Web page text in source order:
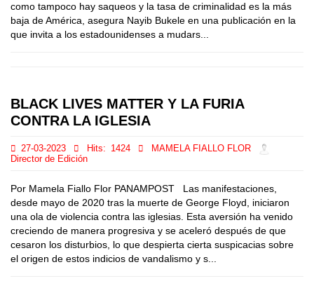
como tampoco hay saqueos y la tasa de criminalidad es la más
baja de América, asegura Nayib Bukele en una publicación en la
que invita a los estadounidenses a mudars...
BLACK LIVES MATTER Y LA FURIA
CONTRA LA IGLESIA
27-03-2023 Hits: 1424
MAMELA FIALLO FLOR
Director de Edición
Por Mamela Fiallo Flor PANAMPOST Las manifestaciones,
desde mayo de 2020 tras la muerte de George Floyd, iniciaron
una ola de violencia contra las iglesias. Esta aversión ha venido
creciendo de manera progresiva y se aceleró después de que
cesaron los disturbios, lo que despierta cierta suspicacias sobre
el origen de estos indicios de vandalismo y s...